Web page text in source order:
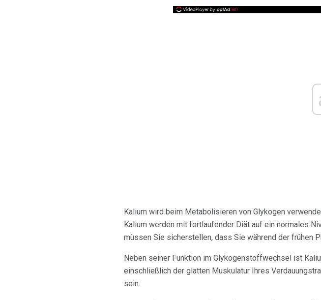
Kalium wird beim Metabolisieren von Glykogen
Kalium werden mit fortlaufender Diät auf ein normales
müssen Sie sicherstellen, dass Sie während der frühen
Neben seiner Funktion im Glykogenstoffwechsel ist
einschließlich der glatten Muskulatur Ihres
sein.